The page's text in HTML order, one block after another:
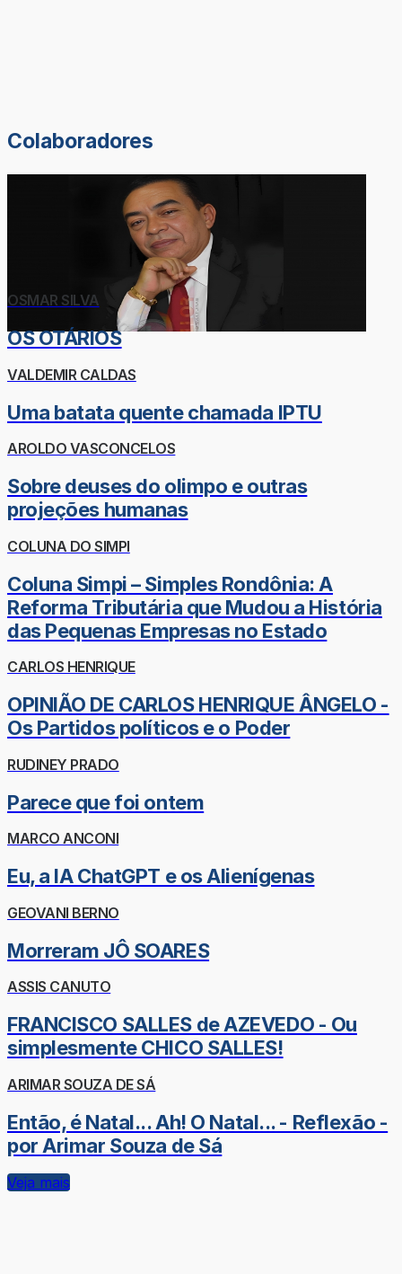
Colaboradores
OSMAR SILVA
OS OTÁRIOS
VALDEMIR CALDAS
Uma batata quente chamada IPTU
AROLDO VASCONCELOS
Sobre deuses do olimpo e outras
projeções humanas
COLUNA DO SIMPI
Coluna Simpi – Simples Rondônia: A
Reforma Tributária que Mudou a História
das Pequenas Empresas no Estado
CARLOS HENRIQUE
OPINIÃO DE CARLOS HENRIQUE ÂNGELO -
Os Partidos políticos e o Poder
RUDINEY PRADO
Parece que foi ontem
MARCO ANCONI
Eu, a IA ChatGPT e os Alienígenas
GEOVANI BERNO
Morreram JÔ SOARES
ASSIS CANUTO
FRANCISCO SALLES de AZEVEDO - Ou
simplesmente CHICO SALLES!
ARIMAR SOUZA DE SÁ
Então, é Natal... Ah! O Natal... - Reflexão -
por Arimar Souza de Sá
Veja mais